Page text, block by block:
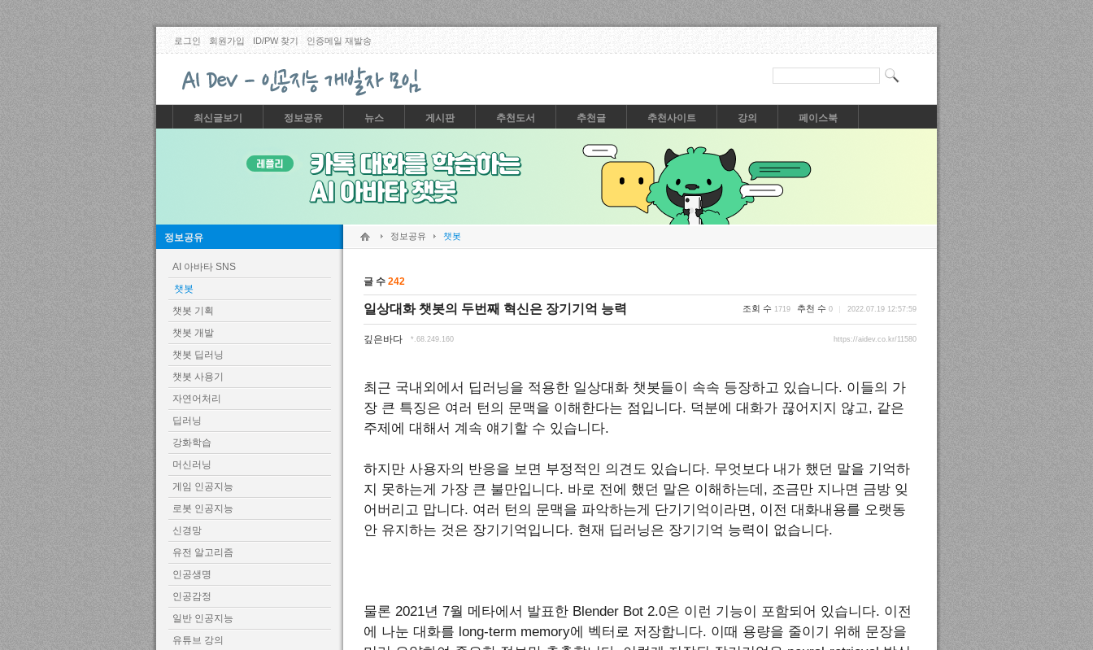
로그인 회원가입 ID/PW 찾기 인증메일 재발송
최신글보기 정보공유 뉴스 게시판 추천도서 추천글 추천사이트 강의 페이스북
정보공유
AI 아바타 SNS
챗봇
챗봇 기획
챗봇 개발
챗봇 딥러닝
챗봇 사용기
자연어처리
딥러닝
강화학습
머신러닝
게임 인공지능
로봇 인공지능
신경망
유전 알고리즘
인공생명
인공감정
일반 인공지능
유튜브 강의
정보공유 챗봇
글 수 242
일상대화 챗봇의 두번째 혁신은 장기기억 능력 조회 수 1719 추천 수 0 2022.07.19 12:57:59
깊은바다 *.68.249.160 https://aidev.co.kr/11580
최근 국내외에서 딥러닝을 적용한 일상대화 챗봇들이 속속 등장하고 있습니다. 이들의 가
장 큰 특징은 여러 턴의 문맥을 이해한다는 점입니다. 덕분에 대화가 끊어지지 않고, 같은
주제에 대해서 계속 얘기할 수 있습니다.
하지만 사용자의 반응을 보면 부정적인 의견도 있습니다. 무엇보다 내가 했던 말을 기억하
지 못하는게 가장 큰 불만입니다. 바로 전에 했던 말은 이해하는데, 조금만 지나면 금방 잊
어버리고 맙니다. 여러 턴의 문맥을 파악하는게 단기기억이라면, 이전 대화내용를 오랫동
안 유지하는 것은 장기기억입니다. 현재 딥러닝은 장기기억 능력이 없습니다.
물론 2021년 7월 메타에서 발표한 Blender Bot 2.0은 이런 기능이 포함되어 있습니다. 이전
에 나눈 대화를 long-term memory에 벡터로 저장합니다. 이때 용량을 줄이기 위해 문장을